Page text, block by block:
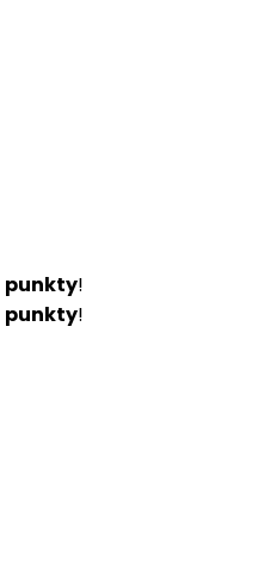
punkty!
punkty!